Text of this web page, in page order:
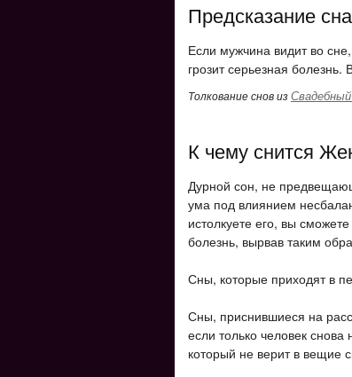
Предсказание
Если мужчина видит во
грозит серьезная
Толкование снов из
К чему снится
Дурной сон, не
ума под влиянием
истолкуете его, вы
болезнь, вырвав таким
Сны, которые приходят в
Сны, приснившиеся на
если только человек
который не верит в вещие